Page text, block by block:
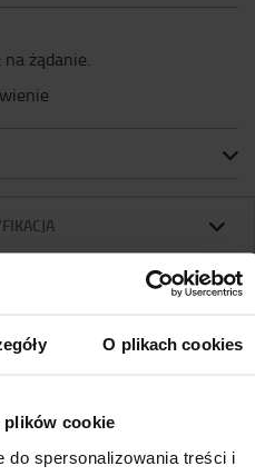
O plikach cookies
plików cookie
spersonalizowania treści i
żądanie.
damska. 100%
S-XL.